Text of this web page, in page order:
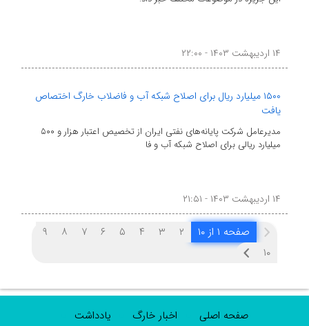
۱۴ اردیبهشت ۱۴۰۳ - ۲۲:۰۰
۱۵۰۰ میلیارد ریال برای اصلاح شبکه آب و فاضلاب خارگ اختصاص
یافت
مدیرعامل شرکت پایانه‌های نفتی ایران از تخصیص اعتبار هزار و ۵۰۰
میلیارد ریالی برای اصلاح شبکه آب و فا
۱۴ اردیبهشت ۱۴۰۳ - ۲۱:۵۱
صفحه ۱ از ۱۰ ۲ ۳ ۴ ۵ ۶ ۷ ۸
۹
۱۰
صفحه اصلی اخبار خارگ یادداشت